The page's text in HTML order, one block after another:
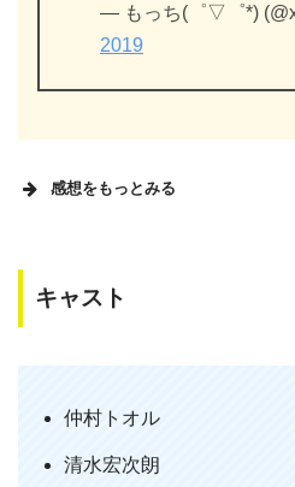
— もっち(゜▽゜*)
2019
感想をもっとみる
昭和の学生喧嘩映
トオル、ヒロシ、
キャスト
仲村トオル
清水宏次朗